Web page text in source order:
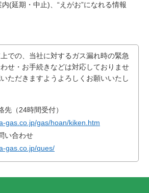
(延期・中止)、“えがお”になれる情報
での、当社に対するガス漏れ時の緊急
せ・お手続きなどは対応しておりませ
ただきますようよろしくお願いいたし
（24時間受付）
gas.co.jp/gas/hoan/kiken.htm
い合わせ
gas.co.jp/ques/